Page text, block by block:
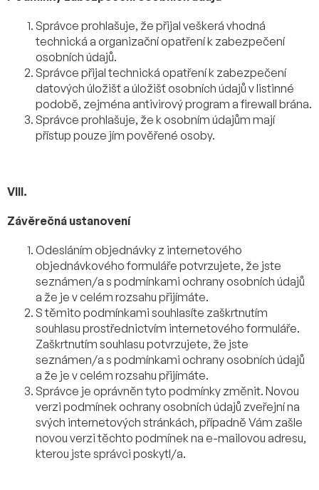
Správce prohlašuje, že přijal veškerá vhodná
technická a organizační opatření k zabezpečení
osobních údajů.
Správce přijal technická opatření k zabezpečení
datových úložišť a úložišť osobních údajů v listinné
podobě, zejména antivirový program a firewall brána.
Správce prohlašuje, že k osobním údajům mají
přístup pouze jím pověřené osoby.
VIII.
Závěrečná ustanovení
Odesláním objednávky z internetového
objednávkového formuláře potvrzujete, že jste
seznámen/a s podmínkami ochrany osobních údajů
a že je v celém rozsahu přijímáte.
S těmito podmínkami souhlasíte zaškrtnutím
souhlasu prostřednictvím internetového formuláře.
Zaškrtnutím souhlasu potvrzujete, že jste
seznámen/a s podmínkami ochrany osobních údajů
a že je v celém rozsahu přijímáte.
Správce je oprávněn tyto podmínky změnit. Novou
verzi podmínek ochrany osobních údajů zveřejní na
svých internetových stránkách, případně Vám zašle
novou verzi těchto podmínek na e-mailovou adresu,
kterou jste správci poskytl/a.